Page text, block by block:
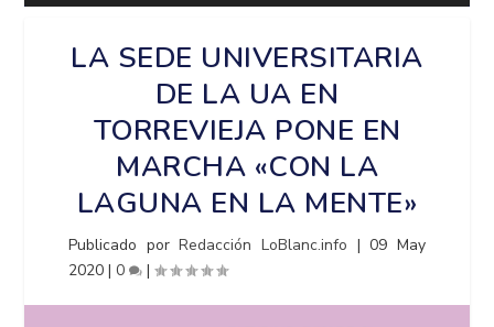
LA SEDE UNIVERSITARIA
DE LA UA EN
TORREVIEJA PONE EN
MARCHA «CON LA
LAGUNA EN LA MENTE»
Publicado porRedacción LoBlanc.info |09 May
2020 |0 |